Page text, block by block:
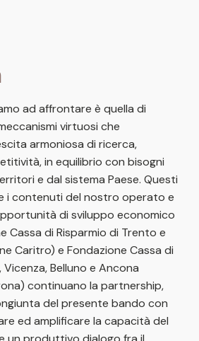
ad affrontare è quella di
virtuosi che
armoniosa di ricerca,
in equilibrio con bisogni
e dal sistema Paese. Questi
i contenuti del nostro operato e
di sviluppo economico
Cassa di Risparmio di Trento e
Caritro) e Fondazione Cassa di
Belluno e Ancona
continuano la partnership,
del presente bando con
ed amplificare la capacità del